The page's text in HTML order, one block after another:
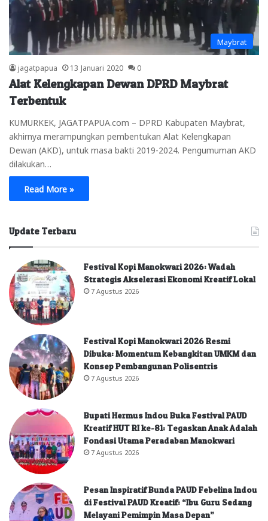
Maybrat
jagatpapua 13 Januari 2020 0
Alat Kelengkapan Dewan DPRD Maybrat
Terbentuk
KUMURKEK, JAGATPAPUA.com – DPRD Kabupaten Maybrat,
akhirnya merampungkan pembentukan Alat Kelengkapan
Dewan (AKD), untuk masa bakti 2019-2024. Pengumuman AKD
dilakukan…
Read More »
Update Terbaru
Festival Kopi Manokwari 2026: Wadah
Strategis Akselerasi Ekonomi Kreatif Lokal
7 Agustus 2026
Festival Kopi Manokwari 2026 Resmi
Dibuka: Momentum Kebangkitan UMKM dan
Konsep Pembangunan Polisentris
7 Agustus 2026
Bupati Hermus Indou Buka Festival PAUD
Kreatif HUT RI ke-81: Tegaskan Anak Adalah
Fondasi Utama Peradaban Manokwari
7 Agustus 2026
Pesan Inspiratif Bunda PAUD Febelina Indou
di Festival PAUD Kreatif: “Ibu Guru Sedang
Melayani Pemimpin Masa Depan”